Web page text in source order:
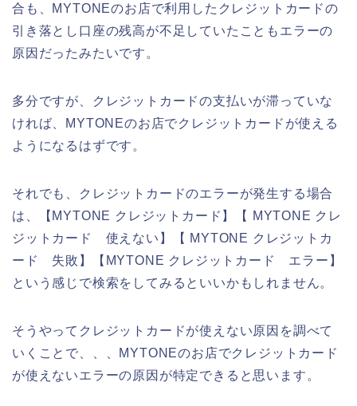
合も、MYTONEのお店で利用したクレジットカードの
引き落とし口座の残高が不足していたこともエラーの
原因だったみたいです。
多分ですが、クレジットカードの支払いが滞っていな
ければ、MYTONEのお店でクレジットカードが使える
ようになるはずです。
それでも、クレジットカードのエラーが発生する場合
は、【MYTONE クレジットカード】【 MYTONE クレ
ジットカード 使えない】【 MYTONE クレジットカ
ード 失敗】【MYTONE クレジットカード エラー】
という感じで検索をしてみるといいかもしれません。
そうやってクレジットカードが使えない原因を調べて
いくことで、、、MYTONEのお店でクレジットカード
が使えないエラーの原因が特定できると思います。